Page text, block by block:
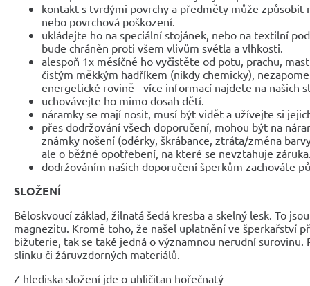
kontakt s tvrdými povrchy a předměty může způsobit
nebo povrchová poškození.
ukládejte ho na speciální stojánek, nebo na textilní
bude chráněn proti všem vlivům světla a vlhkosti.
alespoň 1x měsíčně ho vyčistěte od potu, prachu,
čistým měkkým hadříkem (nikdy chemicky),
energetické rovině - více informací najdete na našich
uchovávejte ho mimo dosah dětí.
náramky se mají nosit, musí být vidět a užívejte si
přes dodržování všech doporučení, mohou být na
známky nošení (oděrky, škrábance, ztráta/změna
ale o běžné opotřebení, na které se nevztahuje
dodržováním našich doporučení šperkům zachováte
SLOŽENÍ
Běloskvoucí základ, žilnatá šedá kresba a skelný lesk. To
magnezitu. Kromě toho, že našel uplatnění ve šperkařství
bižuterie, tak se také jedná o významnou nerudní surovinu.
slinku či žáruvzdorných materiálů.
Z hlediska složení jde o uhličitan hořečnatý